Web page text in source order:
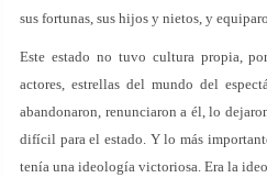
sus fortunas, sus hijos y nietos, y
Este estado no tuvo cultura propia,
actores, estrellas del mundo del
abandonaron, renunciaron a él, lo
difícil para el estado. Y lo más
tenía una ideología victoriosa. Era la